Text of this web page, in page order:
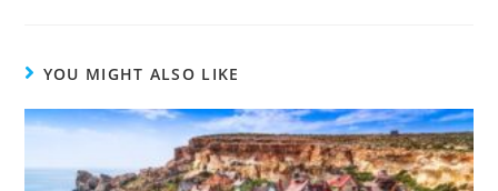
YOU MIGHT ALSO LIKE